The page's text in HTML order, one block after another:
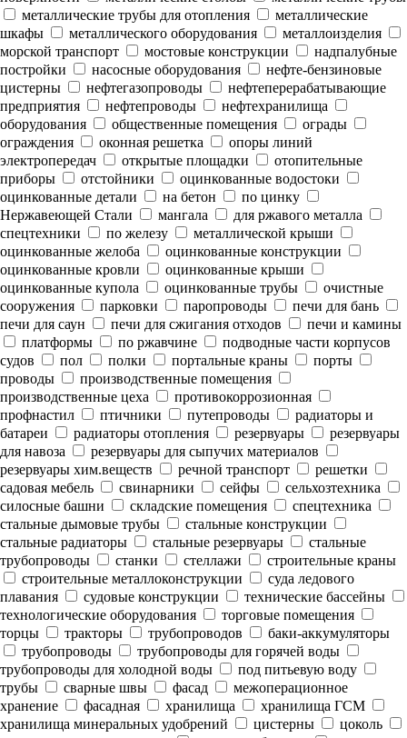
металлические трубы для отопления
металлические
шкафы
металлического оборудования
металлоизделия
морской транспорт
мостовые конструкции
надпалубные
постройки
насосные оборудования
нефте-бензиновые
цистерны
нефтегазопроводы
нефтеперерабатывающие
предприятия
нефтепроводы
нефтехранилища
оборудования
общественные помещения
ограды
ограждения
оконная решетка
опоры линий
электропередач
открытые площадки
отопительные
приборы
отстойники
оцинкованные водостоки
оцинкованные детали
на бетон
по цинку
Нержавеющей Стали
мангала
для ржавого металла
спецтехники
по железу
металлической крыши
оцинкованные желоба
оцинкованные конструкции
оцинкованные кровли
оцинкованные крыши
оцинкованные купола
оцинкованные трубы
очистные
сооружения
парковки паропроводы
печи для бань
печи для саун
печи для сжигания отходов
печи и камины
платформы
по ржавчине
подводные части корпусов
судов
пол полки портальные краны
порты
проводы
производственные помещения
производственные цеха
противокоррозионная
профнастил
птичники путепроводы
радиаторы и
батареи
радиаторы отопления резервуары
резервуары
для навоза
резервуары для сыпучих материалов
резервуары хим.веществ
речной транспорт
решетки
садовая мебель
свинарники сейфы
сельхозтехника
силосные башни
складские помещения
спецтехника
стальные дымовые трубы
стальные конструкции
стальные радиаторы
стальные резервуары
стальные
трубопроводы
станки стеллажи
строительные краны
строительные металлоконструкции
суда ледового
плавания
судовые конструкции
технические бассейны
технологические оборудования
торговые помещения
торцы
тракторы трубопроводов
баки-аккумуляторы
трубопроводы
трубопроводы для горячей воды
трубопроводы для холодной воды
под питьевую воду
трубы
сварные швы фасад
межоперационное
хранение
фасадная хранилища
хранилища ГСМ
хранилища минеральных удобрений
цистерны
цоколь